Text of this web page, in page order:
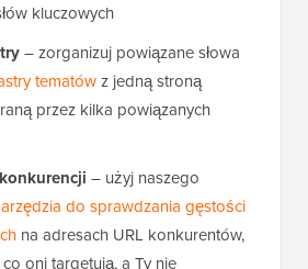
kluczowych
– zorganizuj powiązane słowa
tematówz jedną stroną
przez kilka powiązanych
– użyj naszego
do sprawdzania gęstości
na adresach URL konkurentów,
oni targetują, a Ty nie